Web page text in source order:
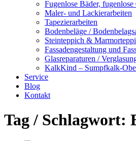
Fugenlose Bäder,
Maler- und Lackierarbeiten
Tapezierarbeiten
Bodenbeläge /
Steinteppich &
Fassadengestaltung und
Glasreparaturen /
KalkKind – Sumpfkalk-
Service
Blog
Kontakt
Tag / Schlagwort: